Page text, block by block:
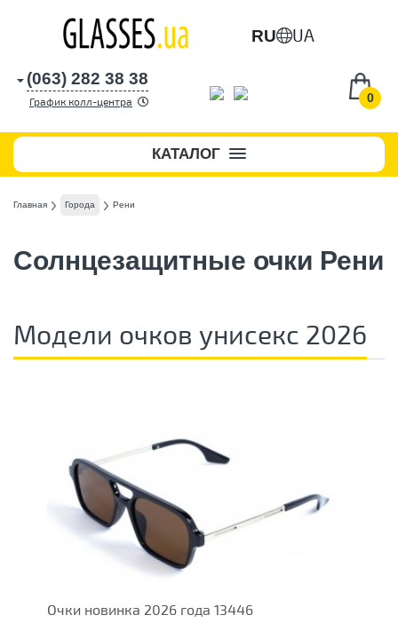
RU UA
0
(063) 282 38 38
График колл-центра
КАТАЛОГ
Главная Города Рени
Солнцезащитные очки Рени
Модели очков унисекс 2026
Очки новинка 2026 года 13446